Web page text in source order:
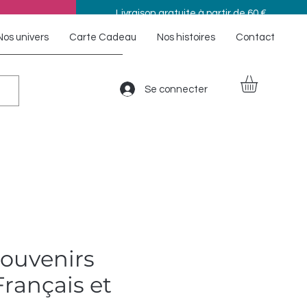
Livraison gratuite à partir de 60 €
univers Carte Cadeau Nos histoires Contact
Se connecter
et